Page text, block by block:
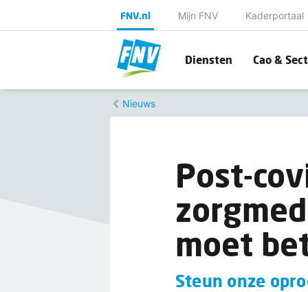
FNV.nl Mijn FNV Kaderportaal
Diensten Cao &
Nieuws
Post-
moet
Steun onze